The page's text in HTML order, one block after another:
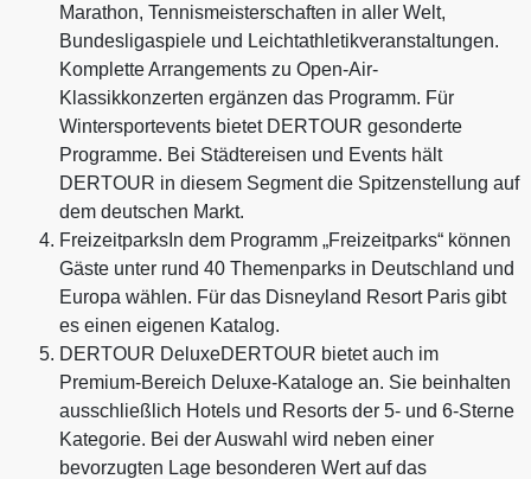
Marathon, Tennismeisterschaften in aller Welt,
Bundesligaspiele und Leichtathletikveranstaltungen.
Komplette Arrangements zu Open-Air-
Klassikkonzerten ergänzen das Programm. Für
Wintersportevents bietet DERTOUR gesonderte
Programme. Bei Städtereisen und Events hält
DERTOUR in diesem Segment die Spitzenstellung auf
dem deutschen Markt.
FreizeitparksIn dem Programm „Freizeitparks“ können
Gäste unter rund 40 Themenparks in Deutschland und
Europa wählen. Für das Disneyland Resort Paris gibt
es einen eigenen Katalog.
DERTOUR DeluxeDERTOUR bietet auch im
Premium-Bereich Deluxe-Kataloge an. Sie beinhalten
ausschließlich Hotels und Resorts der 5- und 6-Sterne
Kategorie. Bei der Auswahl wird neben einer
bevorzugten Lage besonderen Wert auf das